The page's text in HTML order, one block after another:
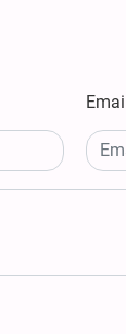
Email